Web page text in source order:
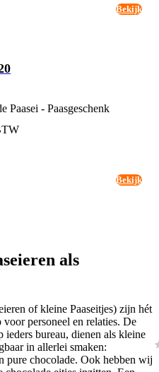
Bekijk
Paasei - Paasgeschenk
Bekijk
als
of kleine Paaseitjes) zijn hét
personeel en relaties. De
ieders bureau, dienen als kleine
in allerlei smaken:
pure chocolade. Ook hebben wij